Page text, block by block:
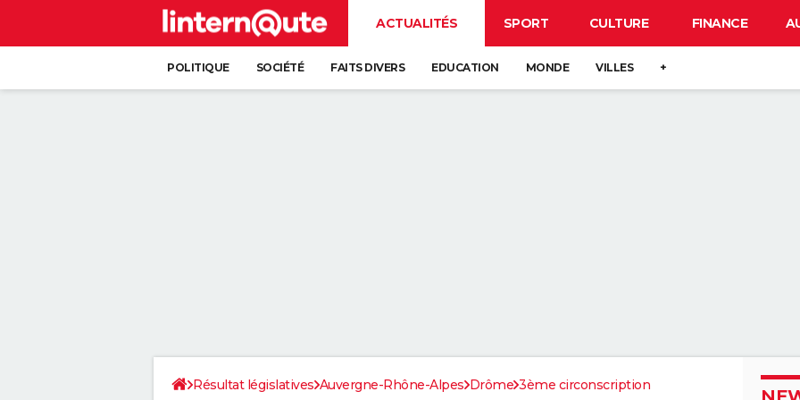
ACTUALITÉS SPORT CULTURE FINANCE
POLITIQUE SOCIÉTÉ FAITS DIVERS EDUCATION MONDE VILLES +
Résultat législatives Auvergne-Rhône-Alpes Drôme 3ème circonscription